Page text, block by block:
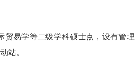
贸易学等二级学科硕士点，设有管理
站。